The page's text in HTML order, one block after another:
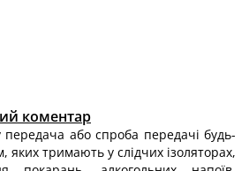
коментар
передача або спроба передачі будь-
яких тримають у слідчих ізоляторах,